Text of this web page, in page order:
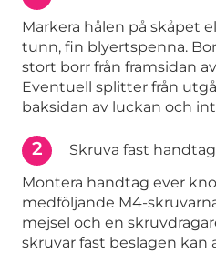
Markera hålen på skåpet
tunn, fin blyertspenna.
stort borr från framsidan
Eventuell splitter från
baksidan av luckan och
2
Skruva fast
Montera handtag ever
medföljande M4-
mejsel och en
skruvar fast beslagen kan